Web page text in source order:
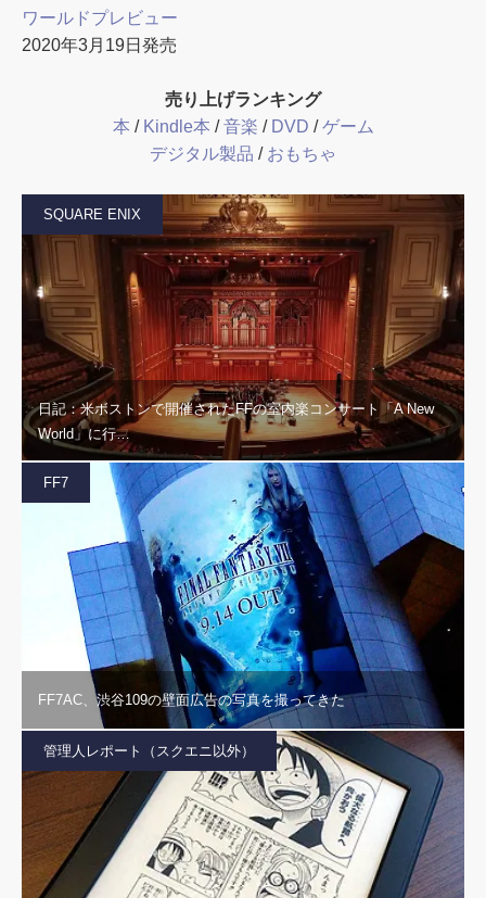
ワールドプレビュー
2020年3月19日発売
売り上げランキング
本 / Kindle本 /音楽 / DVD /ゲーム
デジタル製品 / おもちゃ
SQUARE ENIX
日記：米ボストンで開催されたFFの室内楽コンサート「A New
World」に行…
FF7
FF7AC、渋谷109の壁面広告の写真を撮ってきた
管理人レポート（スクエニ以外）